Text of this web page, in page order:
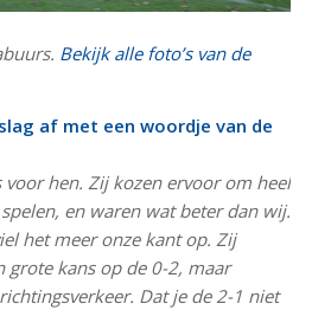
Bekijk alle foto’s van de
af met een woordje van de
voor hen. Zij kozen ervoor om heel
en waren wat beter dan wij.
het meer onze kant op. Zij
grote kans op de 0-2, maar
Dat je de 2-1 niet